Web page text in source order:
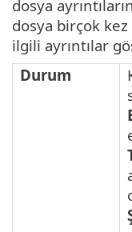
dosya
dosya birçok
ilgili ayrıntılar
Durum